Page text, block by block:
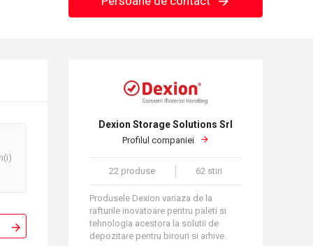
Dexion Storage Solutions Srl
Profilul companiei
22 produse 62 stiri
Produsele Dexion variaza de la
rafturile inovatoare pentru paleti si
tehnologia acestora la solutii de
depozitare pentru birouri si arhive.